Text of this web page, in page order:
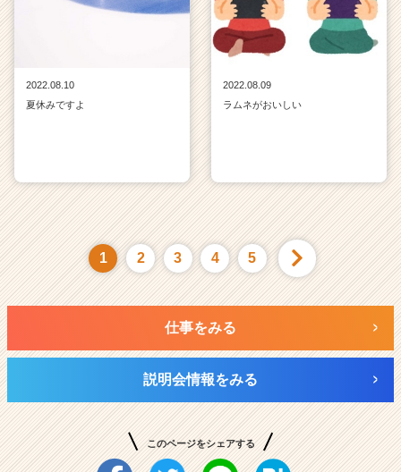
2022.08.10
夏休みですよ
2022.08.09
ラムネがおいしい
1 2 3 4 5
仕事をみる
説明会情報をみる
このページをシェアする